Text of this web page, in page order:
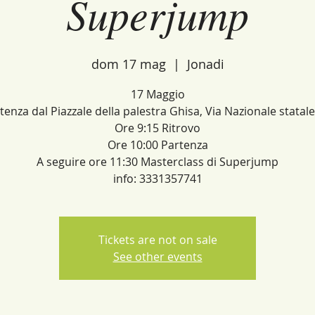
Superjump
dom 17 mag
  |
Jonadi
17 Maggio
dal Piazzale della palestra Ghisa, Via Nazionale
Ore 9:15 Ritrovo
Ore 10:00 Partenza
A seguire ore 11:30 Masterclass di Superjump
info: 3331357741
Tickets are not on sale
See other events